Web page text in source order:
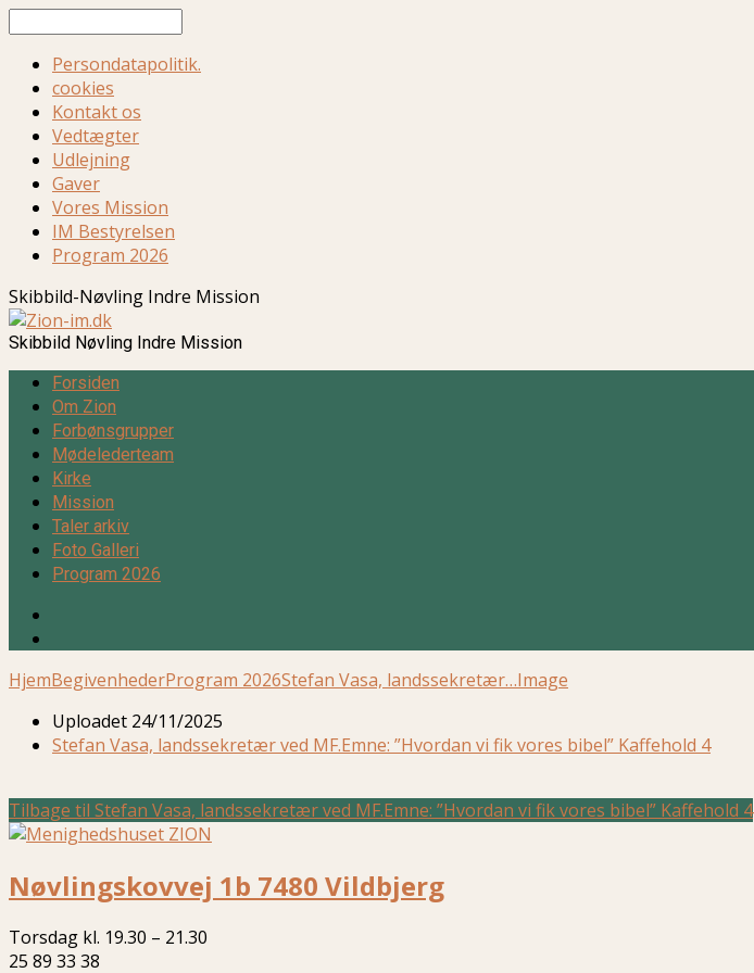
Persondatapolitik.
cookies
Kontakt os
Vedtægter
Udlejning
Gaver
Vores Mission
IM Bestyrelsen
Program 2026
Skibbild-Nøvling Indre Mission
Skibbild Nøvling Indre Mission
Forsiden
Om Zion
Forbønsgrupper
Mødelederteam
Kirke
Mission
Taler arkiv
Foto Galleri
Program 2026
HjemBegivenhederProgram 2026Stefan Vasa, landssekretær…Image
Uploadet 24/11/2025
Stefan Vasa, landssekretær ved MF.Emne: ”Hvordan vi fik vores bibel” Kaffehold 4
Tilbage til Stefan Vasa, landssekretær ved MF.Emne: ”Hvordan vi fik vores bibel” Kaffehold 4
Nøvlingskovvej 1b 7480 Vildbjerg
Torsdag kl. 19.30 – 21.30
25 89 33 38